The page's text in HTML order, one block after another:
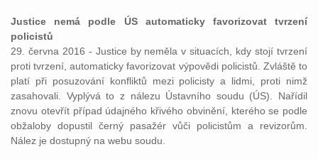
Justice nemá podle ÚS automaticky favorizovat tvrzení
policistů
29. června 2016 - Justice by neměla v situacích, kdy stojí tvrzení
proti tvrzení, automaticky favorizovat výpovědi policistů. Zvláště to
platí při posuzování konfliktů mezi policisty a lidmi, proti nimž
zasahovali. Vyplývá to z nálezu Ústavního soudu (ÚS). Nařídil
znovu otevřít případ údajného křivého obvinění, kterého se podle
obžaloby dopustil černý pasažér vůči policistům a revizorům.
Nález je dostupný na webu soudu.